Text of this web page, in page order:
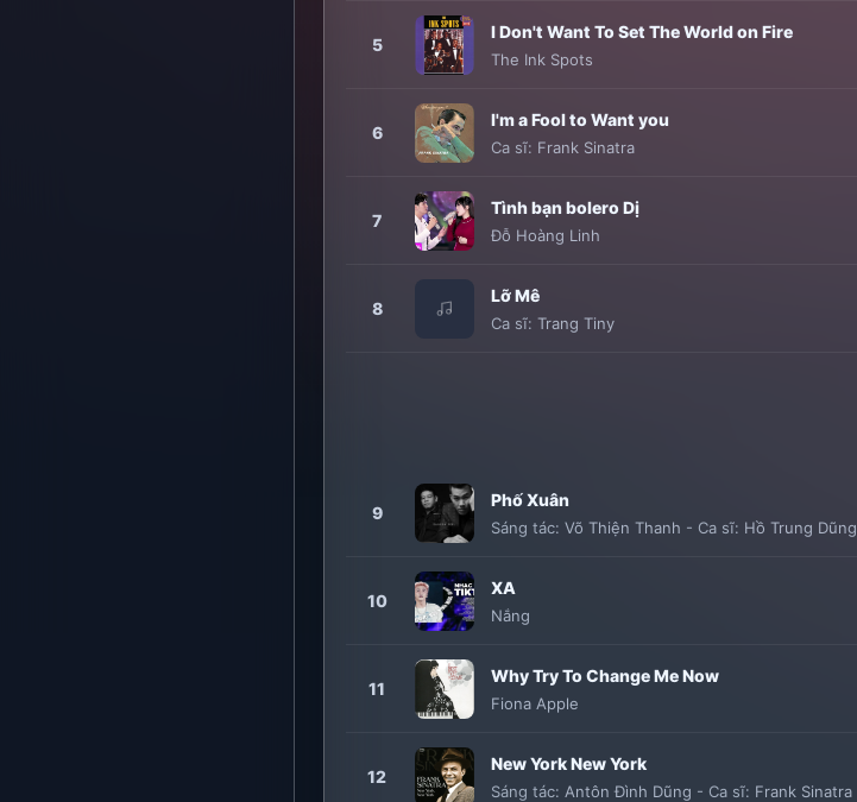
5
I Don't Want To Set The World on Fire
The Ink Spots
6
I'm a Fool to Want you
Ca sĩ: Frank Sinatra
7
Tình bạn bolero Dị
Đỗ Hoàng Linh
8
Lỡ Mê
Ca sĩ: Trang Tiny
9
Phố Xuân
Sáng tác: Võ Thiện Thanh - Ca sĩ: Hồ Trung Dũng
10
XA
Nắng
11
Why Try To Change Me Now
Fiona Apple
12
New York New York
Sáng tác: Antôn Đình Dũng - Ca sĩ: Frank Sinatra